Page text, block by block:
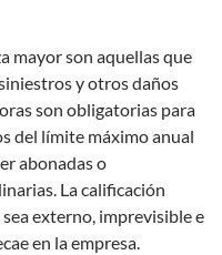
mayor son aquellas que
y otros daños
son obligatorias para
del límite máximo anual
abonadas o
La calificación
externo, imprevisible e
en la empresa.